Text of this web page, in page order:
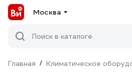
Москва
Поиск в каталоге
Главная / Климатическое